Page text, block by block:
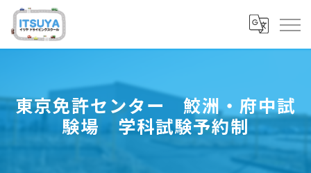
東京免許センター 鮫洲・府中試
験場 学科試験予約制